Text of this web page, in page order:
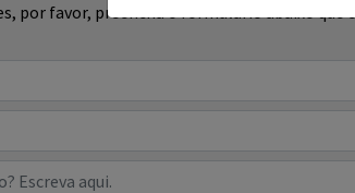
por favor, preencha o formulário abaixo